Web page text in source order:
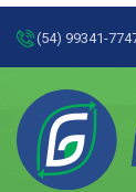
(54) 99341-